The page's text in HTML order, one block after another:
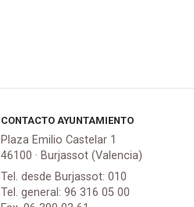
CONTACTO AYUNTAMIENTO
Plaza Emilio Castelar 1
46100 · Burjassot (Valencia)
Tel. desde Burjassot: 010
Tel. general: 96 316 05 00